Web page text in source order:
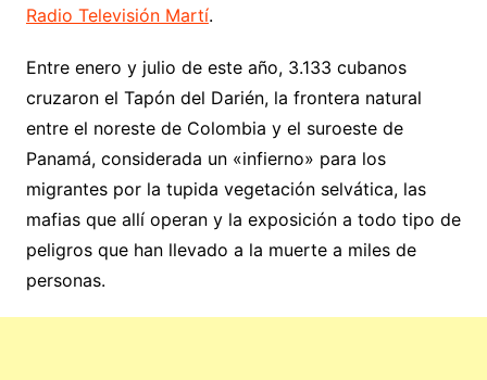
Radio Televisión Martí.
Entre enero y julio de este año, 3.133 cubanos
cruzaron el Tapón del Darién, la frontera natural
entre el noreste de Colombia y el suroeste de
Panamá, considerada un «infierno» para los
migrantes por la tupida vegetación selvática, las
mafias que allí operan y la exposición a todo tipo de
peligros que han llevado a la muerte a miles de
personas.